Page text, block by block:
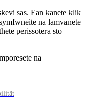
sas. Ean kanete klik
na lamvanete
perissotera sto
na